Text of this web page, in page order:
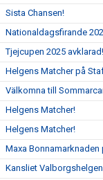
Sista Chansen!
Nationaldagsfirande
Tjejcupen 2025 avklarad!
Helgens Matcher på
Välkomna till
Helgens Matcher!
Helgens Matcher!
Maxa Bonnamarknaden
Kansliet